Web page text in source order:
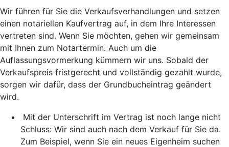
Wir führen für Sie die Verkaufsverhandlungen und setzen
einen notariellen Kaufvertrag auf, in dem Ihre Interessen
vertreten sind. Wenn Sie möchten, gehen wir gemeinsam
mit Ihnen zum Notartermin. Auch um die
Auflassungsvormerkung kümmern wir uns. Sobald der
Verkaufspreis fristgerecht und vollständig gezahlt wurde,
sorgen wir dafür, dass der Grundbucheintrag geändert
wird.
Mit der Unterschrift im Vertrag ist noch lange nicht
Schluss: Wir sind auch nach dem Verkauf für Sie da.
Zum Beispiel, wenn Sie ein neues Eigenheim suchen